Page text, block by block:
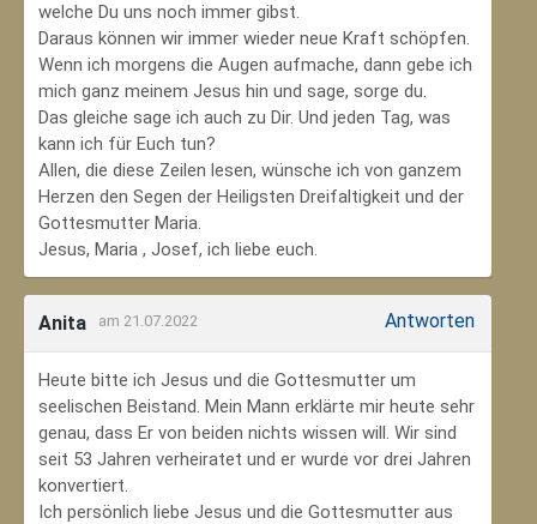
welche Du uns noch immer gibst.
Daraus können wir immer wieder neue Kraft schöpfen.
Wenn ich morgens die Augen aufmache, dann gebe ich
mich ganz meinem Jesus hin und sage, sorge du.
Das gleiche sage ich auch zu Dir. Und jeden Tag, was
kann ich für Euch tun?
Allen, die diese Zeilen lesen, wünsche ich von ganzem
Herzen den Segen der Heiligsten Dreifaltigkeit und der
Gottesmutter Maria.
Jesus, Maria , Josef, ich liebe euch.
Anita am 21.07.2022 Antworten
Heute bitte ich Jesus und die Gottesmutter um
seelischen Beistand. Mein Mann erklärte mir heute sehr
genau, dass Er von beiden nichts wissen will. Wir sind
seit 53 Jahren verheiratet und er wurde vor drei Jahren
konvertiert.
Ich persönlich liebe Jesus und die Gottesmutter aus